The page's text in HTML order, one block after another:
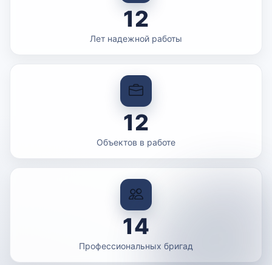
12
Лет надежной работы
12
Объектов в работе
14
Профессиональных бригад